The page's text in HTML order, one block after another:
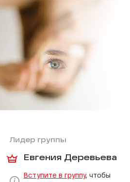
Лидер группы
Евгения Деревьева
Вступите в группу, чтобы